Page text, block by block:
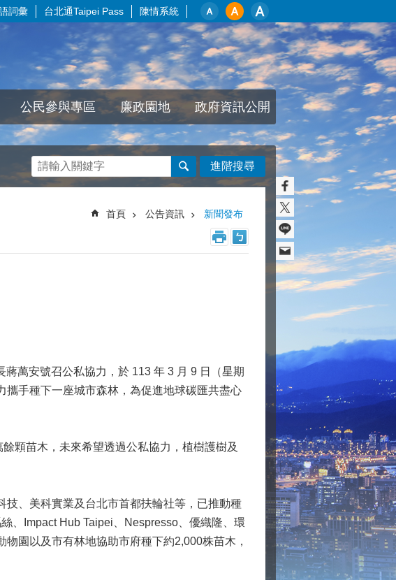
詞彙 台北通Taipei Pass 陳情系統
公民參與專區 廉政園地 政府資訊公開
進階搜尋
首頁 公告資訊 新聞發布
萬安號召公私協力，於 113 年 3 月 9 日（星期
手種下一座城市森林，為促進地球碳匯共盡心
苗木，未來希望透過公私協力，植樹護樹及
、美科實業及台北市首都扶輪社等，已推動種
、Impact Hub Taipei、Nespresso、優織隆、環
園以及市有林地協助市府種下約2,000株苗木，